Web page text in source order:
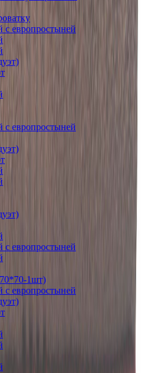
с европростыней
с европростыней
с европростыней
1шт)
с европростыней